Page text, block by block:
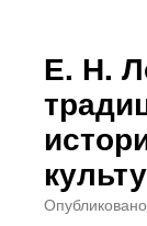
Е. Н.
Опубликовано